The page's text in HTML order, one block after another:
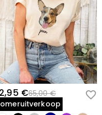
€65,00 €